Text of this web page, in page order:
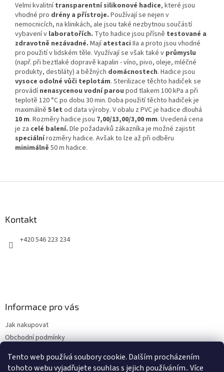
Tento web používá soubory cookie. Dalším procházením
tohoto webu vyjadřujete souhlas s jejich používáním.. Více
Velmi kvalitnítransparentní silikonové hadice, které jsou
vhodné pro drény a přístroje. Používají se nejen v
nemocnicích, na klinikách, ale jsou také nezbytnou součástí
vybavení v laboratořích. Tyto hadice jsou přísně testované a
zdravotně nezávadné. Majíatestaci IIa a proto jsou vhodné
pro použití v lidském těle. Využívají se však také v průmyslu
(např. při beztlaké dopravě kapalin - víno, pivo, oleje, mléčné
produkty, destiláty) a běžných domácnostech. Hadice jsou
vysoce odolné vůči teplotám. Sterilizace těchto hadiček se
provádínenasycenou vodní parou pod tlakem 100 kPa a při
teplotě 120 °C po dobu 30 min. Doba použití těchto hadiček je
maximálně 5 let od data výroby. V obalu z PVC je hadice dlouhá
10 m. Rozměry hadice jsou 7,00/13,00/3,00 mm. Uvedená cena
je za celé balení. Dle požadavků zákazníka je možné zajistit
speciálnírozměry hadice. Avšak to lze až při odběru
minimálně 50 m hadice.
Kontakt
+420 546 223 234
Informace pro vás
Jak nakupovat
Obchodní podmínky
Kontakty